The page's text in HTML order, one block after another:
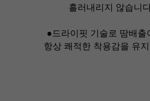
흘러내리지 않습니
●드라이핏 기술로 땀배출
항상 쾌적한 착용감을 유